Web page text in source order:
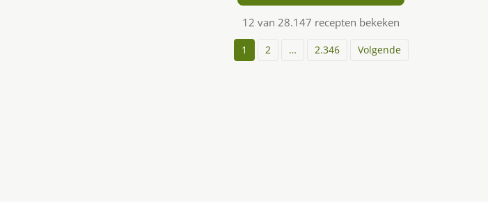
12 van 28.147 recepten bekeken
1 2 … 2.346 Volgende